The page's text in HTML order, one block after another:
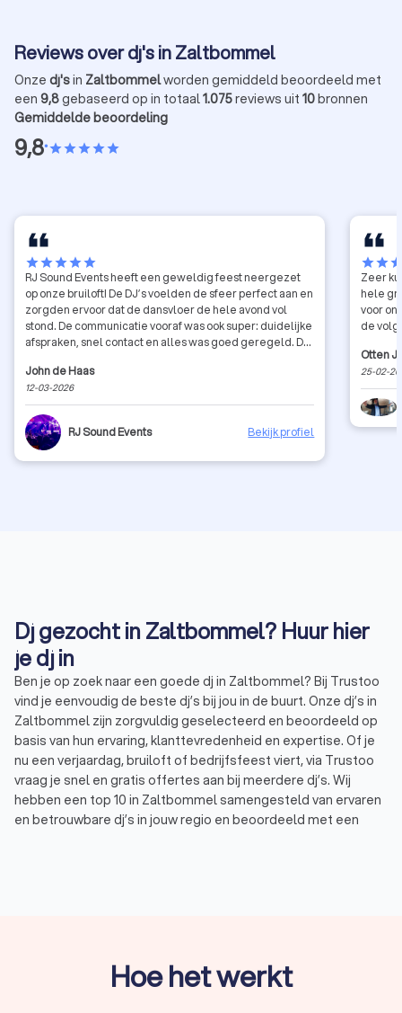
Reviews over dj's in Zaltbommel
Onze dj'sin Zaltbommelworden gemiddeld beoordeeld met
een 9,8gebaseerd op in totaal1.075reviews uit 10bronnen
Gemiddelde beoordeling
9,8•starstarstarstarstar
starstarstarstarstar
RJ Sound Events heeft een geweldig feest neergezet
op onze bruiloft! De DJ’s voelden de sfeer perfect aan en
zorgden ervoor dat de dansvloer de hele avond vol
stond. De communicatie vooraf was ook super: duidelijke
afspraken, snel contact en alles was goed geregeld. Dat
RJ Sound Events is onze bruiloft echt een onvergetelijk
feest geworden. We zijn ontzettend tevreden en raden
ze zeker aan!
John de Haas
12-03-2026
RJ Sound Events Bekijk profiel
starstar
Zeer kundige
hele
voor
de
Otten
25-02-
Dj gezocht in Zaltbommel? Huur hier
je dj in
Ben je op zoek naar een goede dj in Zaltbommel? Bij Trustoo
vind je eenvoudig de beste dj’s bij jou in de buurt. Onze dj’s in
Zaltbommel zijn zorgvuldig geselecteerd en beoordeeld op
basis van hun ervaring, klanttevredenheid en expertise. Of je
nu een verjaardag, bruiloft of bedrijfsfeest viert, via Trustoo
vraag je snel en gratis offertes aan bij meerdere dj’s. Wij
hebben een top 10 in Zaltbommel samengesteld van ervaren
en betrouwbare dj’s in jouw regio en beoordeeld met een
Waarom een dj boeken uit Zaltbommel voor
Hoe het werkt